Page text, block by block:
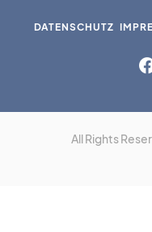
DATENSCHUTZ
All Rights